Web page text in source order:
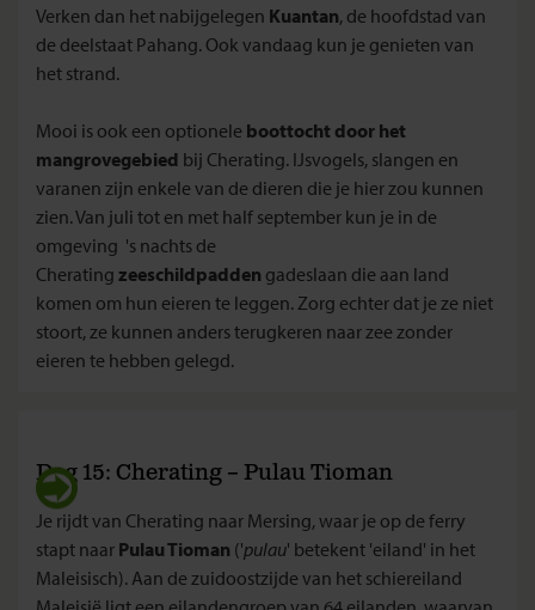
Verken dan het nabijgelegen Kuantan, de hoofdstad van
de deelstaat Pahang. Ook vandaag kun je genieten van
het strand.
Mooi is ook een optionele boottocht door het
mangrovegebied bij Cherating. IJsvogels, slangen en
varanen zijn enkele van de dieren die je hier zou kunnen
zien. Van juli tot en met half september kun je in de
omgeving 's nachts de
Cherating zeeschildpadden gadeslaan die aan land
komen om hun eieren te leggen. Zorg echter dat je ze niet
stoort, ze kunnen anders terugkeren naar zee zonder
eieren te hebben gelegd.
Dag 15: Cherating – Pulau Tioman
Je rijdt van Cherating naar Mersing, waar je op de ferry
stapt naar Pulau Tioman ('pulau' betekent 'eiland' in het
Maleisisch). Aan de zuidoostzijde van het schiereiland